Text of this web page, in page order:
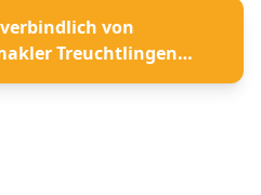
von
Treuchtlingen
lassen